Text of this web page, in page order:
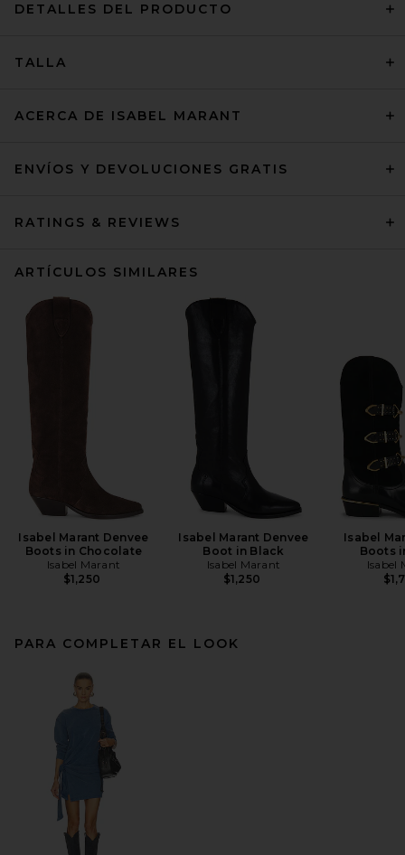
DETALLES DEL PRODUCTO
TALLA
ACERCA DE ISABEL MARANT
ENVÍOS Y DEVOLUCIONES GRATIS
RATINGS & REVIEWS
ARTÍCULOS SIMILARES
Isabel Marant Denvee
Boots in Chocolate
Isabel Marant
$1,250
Isabel Marant Denvee
Boot in Black
Isabel Marant
$1,250
Isabel
Boots
Isabel
PARA COMPLETAR EL LOOK